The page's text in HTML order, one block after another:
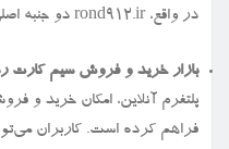
در واقع، rond912.ir دو جنبه اصلی دارد:
بازار خرید و فروش سیم کارت
پلتفرم آنلاین، امکان خرید و
فراهم کرده است. کاربران